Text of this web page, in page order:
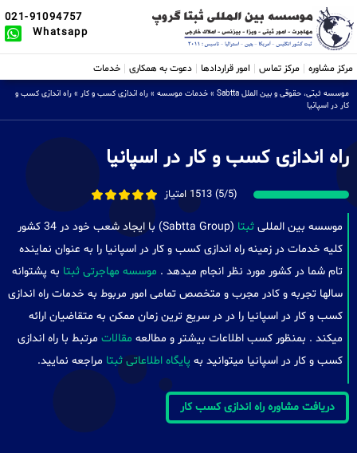
021-91094757
Whatsapp
مرکز مشاوره مرکز تماس امور قراردادها دعوت به همکاری خدمات
موسسه ثبتی، حقوقی و بین الملل Sabtta » خدمات موسسه» راه اندازی کسب و کار » راه اندازی کسب و
کار در اسپانیا
راه اندازی کسب و کار در اسپانیا
(5/5) 1513 امتیاز
موسسه بین المللی ثبتا
(Sabtta Group) با ایجاد شعب خود در 34 کشور
کلیه خدمات در زمینه راه اندازی کسب و کار در اسپانیا را به عنوان نماینده
تام شما در کشور مورد نظر انجام میدهد . موسسه مهاجرتی ثبتابه پشتوانه
سالها تجربه و کادر مجرب و متخصص تمامی امور مربوط به خدمات راه اندازی
کسب و کار در اسپانیا را در در سریع ترین زمان ممکن به متقاضیان ارائه
میکند . بمنظور کسب اطلاعات بیشتر و مطالعه مقالاتمرتبط با راه اندازی
کسب و کار در اسپانیا میتوانید به پایگاه اطلاعاتی ثبتا مراجعه نمایید.
دریافت مشاوره راه اندازی کسب کار